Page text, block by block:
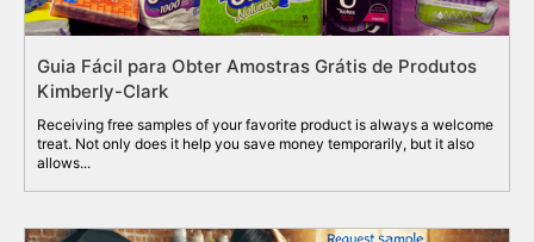
Guia Fácil para Obter Amostras Grátis de Produtos
Kimberly-Clark
Receiving free samples of your favorite product is always a welcome
treat. Not only does it help you save money temporarily, but it also
allows...